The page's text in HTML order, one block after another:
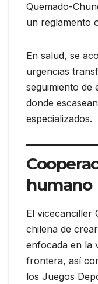
Quemado-
un reglamento
En salud, se
urgencias
seguimiento de
donde
especializados.
humano
El vicecanciller
chilena de
enfocada en la
frontera, así
los Juegos